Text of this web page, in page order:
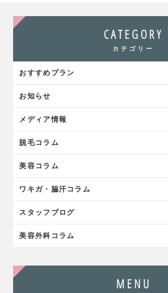
CATEGORY
カテゴリー
おすすめプラン
お知らせ
メディア情報
脱毛コラム
美容コラム
ワキガ・脇汗コラム
スタッフブログ
美容外科コラム
MENU